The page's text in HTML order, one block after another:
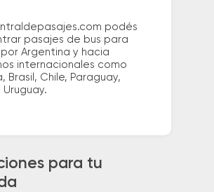
podés
pasajes de bus para
Argentina y hacia
internacionales como
Brasil, Chile, Paraguay,
Uruguay.
para tu